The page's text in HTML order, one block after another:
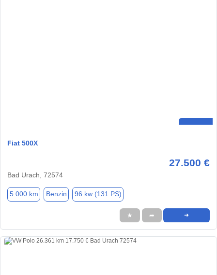
Fiat 500X
27.500 €
Bad Urach, 72574
5.000 km Benzin 96 kw (131 PS)
★ ➦ ➜